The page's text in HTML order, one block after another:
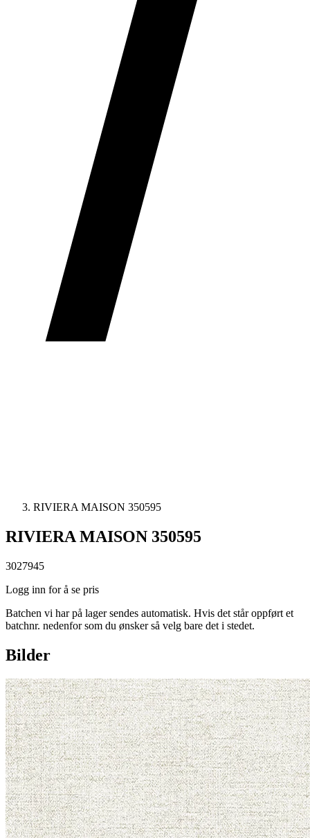
RIVIERA MAISON 350595
RIVIERA MAISON 350595
3027945
Logg inn for å se pris
Batchen vi har på lager sendes automatisk. Hvis det står oppført et
batchnr. nedenfor som du ønsker så velg bare det i stedet.
Bilder